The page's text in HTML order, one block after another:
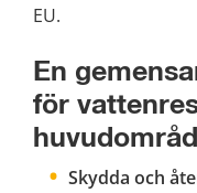
EU.
En
för
Skydda och